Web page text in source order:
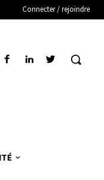
Connecter / rejoindre